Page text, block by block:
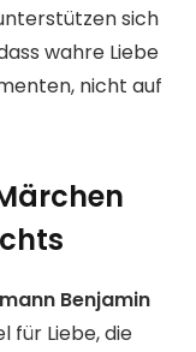
sich
wahre Liebe
nicht auf
Benjamin
für Liebe, die